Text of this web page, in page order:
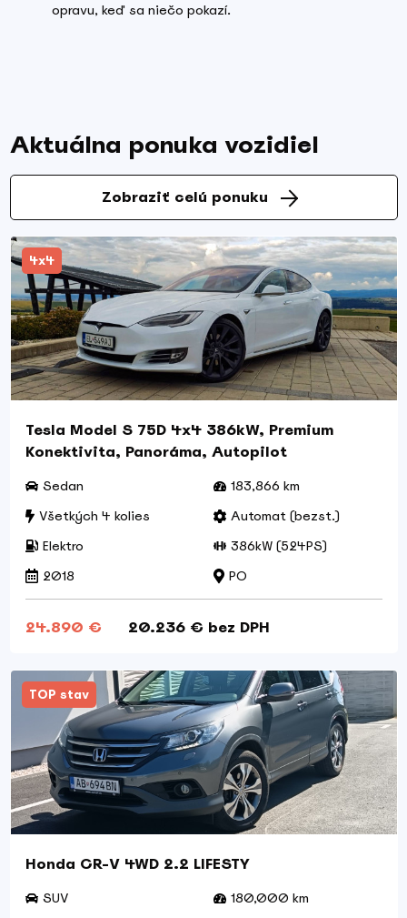
opravu, keď sa niečo pokazí.
Aktuálna ponuka vozidiel
Zobraziť celú ponuku
4x4
Tesla Model S 75D 4x4 386kW, Premium
Konektivita, Panoráma, Autopilot
Sedan
183,866 km
Všetkých 4 kolies
Automat (bezst.)
Elektro
386kW (524PS)
2018
PO
24.890 € 20.236 € bez DPH
TOP stav
Honda CR-V 4WD 2.2 LIFESTY
SUV
180,000 km